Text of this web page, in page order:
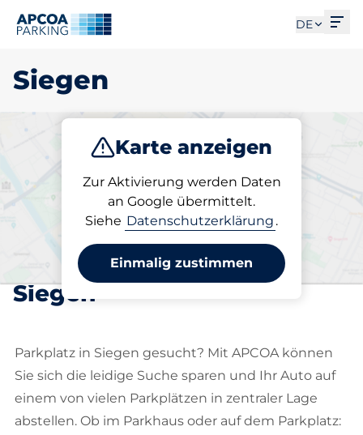
DE
Siegen
Karte anzeigen
Zur Aktivierung werden Daten
an Google übermittelt.
Siehe Datenschutzerklärung .
Einmalig zustimmen
Parken Abo
Wählen Sie Ihren
abonnierten Stellplatz in
Siegen
Parkplatz in Siegen gesucht? Mit APCOA können
Sie sich die leidige Suche sparen und Ihr Auto auf
einem von vielen Parkplätzen in zentraler Lage
abstellen. Ob im Parkhaus oder auf dem Parkplatz: